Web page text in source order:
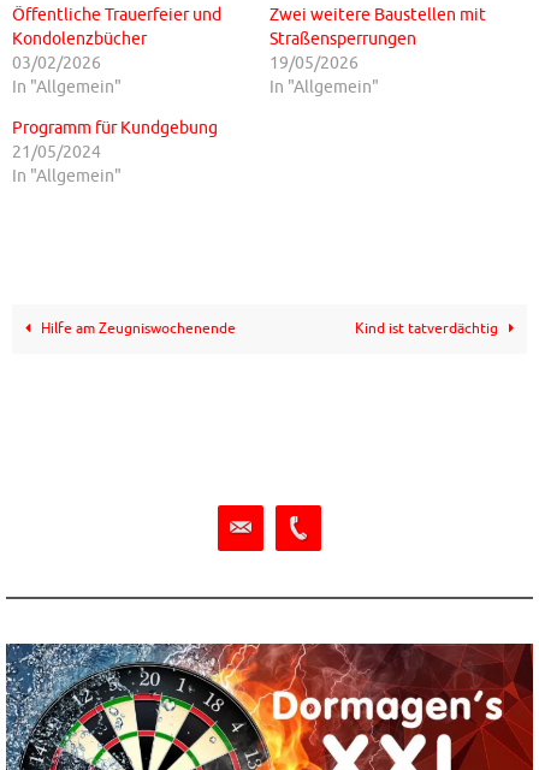
Öffentliche Trauerfeier und
Kondolenzbücher
03/02/2026
In "Allgemein"
Zwei weitere Baustellen mit
Straßensperrungen
19/05/2026
In "Allgemein"
Programm für Kundgebung
21/05/2024
In "Allgemein"
Hilfe am Zeugniswochenende Kind ist tatverdächtig